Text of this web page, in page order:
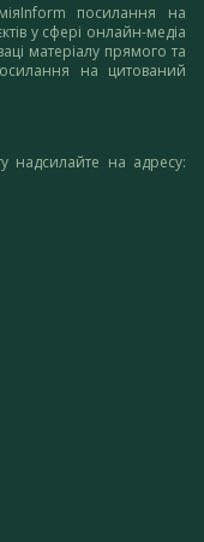
посилання на
у сфері онлайн-медіа
матеріалу прямого та
на цитований
надсилайте на адресу: